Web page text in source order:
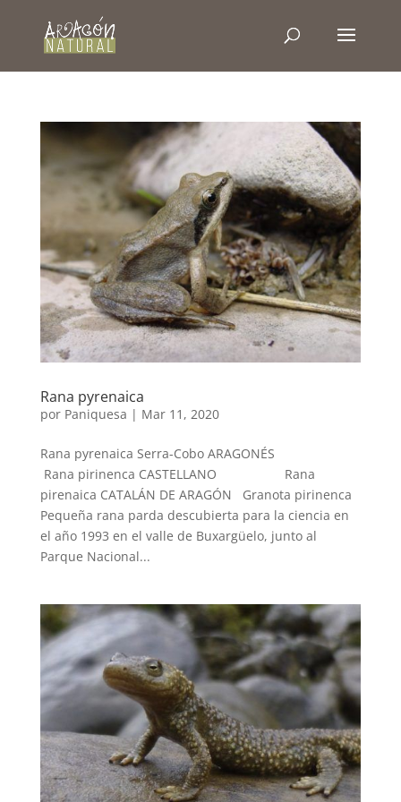
Rana pyrenaica
por Paniquesa | Mar 11, 2020
Rana pyrenaica Serra-Cobo ARAGONÉS
Rana pirinenca CASTELLANO Rana
pirenaica CATALÁN DE ARAGÓN Granota pirinenca
Pequeña rana parda descubierta para la ciencia en
el año 1993 en el valle de Buxargüelo, junto al
Parque Nacional...